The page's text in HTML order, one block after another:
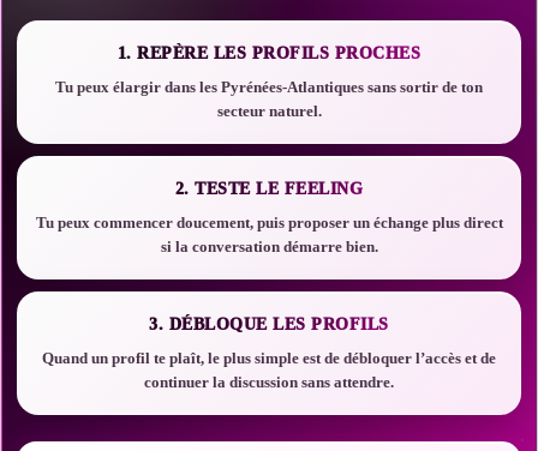
1. REPÈRE LES PROFILS PROCHES
Tu peux élargir dans les Pyrénées-Atlantiques sans sortir de ton
secteur naturel.
2. TESTE LE FEELING
Tu peux commencer doucement, puis proposer un échange plus direct
si la conversation démarre bien.
3. DÉBLOQUE LES PROFILS
Quand un profil te plaît, le plus simple est de débloquer l’accès et de
continuer la discussion sans attendre.